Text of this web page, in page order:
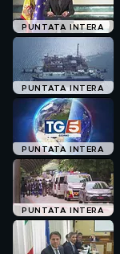
PUNTATA INTERA
PUNTATA INTERA
PUNTATA INTERA
PUNTATA INTERA